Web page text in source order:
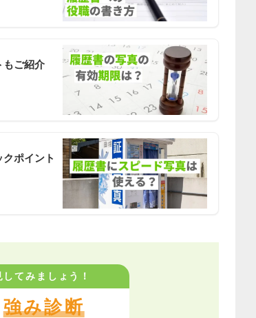
もご紹介
ポイント
してみましょう！
強み診断